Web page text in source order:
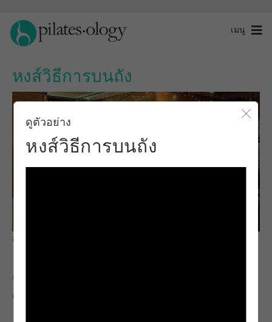
เมนู
หงส์วิธีการบนถัง
ปิดโ
ดูตัวอย่าง
หงส์วิธีการบนถัง
สังเกตและเรียนรู้
ครู
แคลร์ ดันฟี เฮมานี